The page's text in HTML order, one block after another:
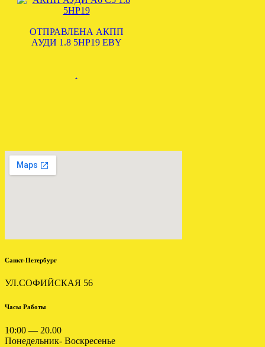
ОТПРАВЛЕНА АКПП
АУДИ 1.8 5HP19 EBY
УСТАНОВЛЕНА АКПП
ШКОДА АУДИ 2.8 5HP18
Санкт-Петербург
УЛ.СОФИЙСКАЯ 56
Часы Работы
10:00 — 20.00
Понедельник- Воскресенье